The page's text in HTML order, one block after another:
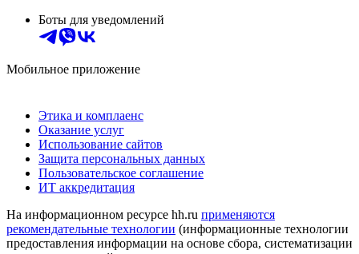
Боты для уведомлений
Мобильное приложение
Этика и комплаенс
Оказание услуг
Использование сайтов
Защита персональных данных
Пользовательское соглашение
ИТ аккредитация
На информационном ресурсе hh.ru применяются
рекомендательные технологии (информационные технологии
предоставления информации на основе сбора, систематизации